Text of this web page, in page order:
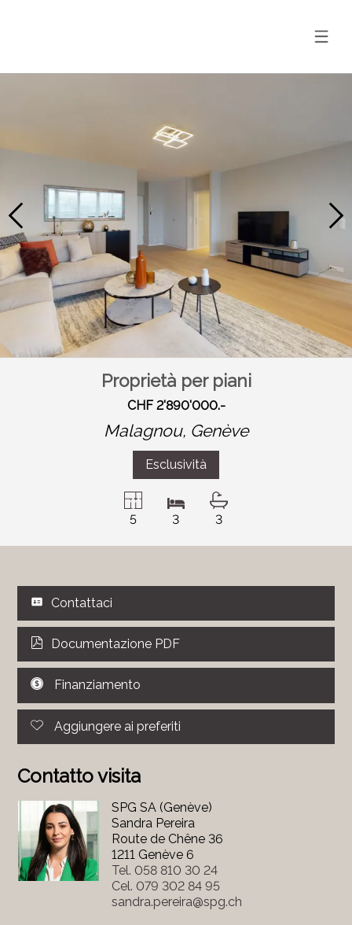
Proprietà per piani
CHF 2'890'000.-
Malagnou, Genève
Esclusività
5 3 3
Contattaci
Documentazione PDF
Finanziamento
Aggiungere ai preferiti
Contatto visita
SPG SA (Genève)
Sandra Pereira
Route de Chêne 36
1211 Genève 6
Tel. 058 810 30 24
Cel. 079 302 84 95
sandra.pereira@spg.ch